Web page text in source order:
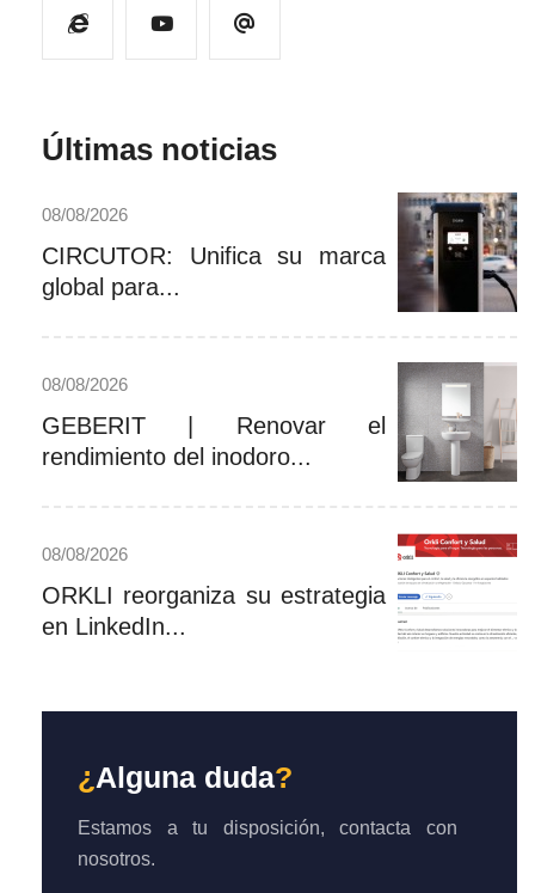
Últimas noticias
08/08/2026
CIRCUTOR: Unifica su marca
global para...
08/08/2026
GEBERIT | Renovar el
rendimiento del inodoro...
08/08/2026
ORKLI reorganiza su estrategia
en LinkedIn...
¿ Alguna duda?
Estamos a tu disposición, contacta con
nosotros.